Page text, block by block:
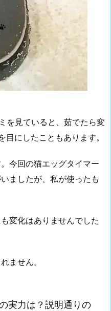
を見ていると、茹でたら変
にしたこともあります。
今回の猫エッグタイマー
ましたが、私が使ったも
変化はありませんでした
ません。
実力は？説明通りの